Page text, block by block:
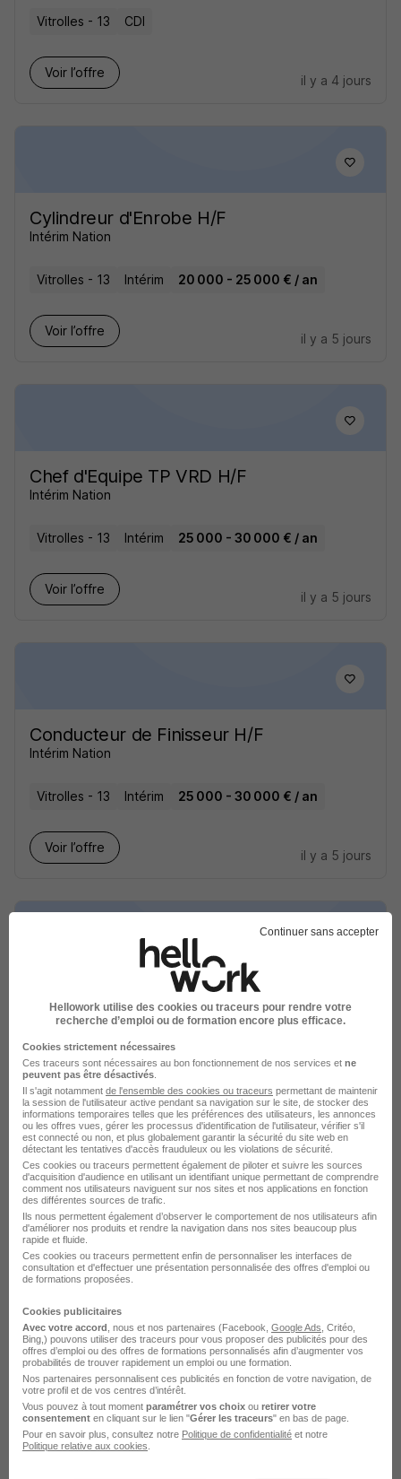
Vitrolles - 13 CDI
Voir l’offre
il y a 4 jours
Cylindreur d'Enrobe H/F
Intérim Nation
Vitrolles - 13 Intérim 20 000 - 25 000 € / an
Voir l’offre
il y a 5 jours
Chef d'Equipe TP VRD H/F
Intérim Nation
Vitrolles - 13 Intérim 25 000 - 30 000 € / an
Voir l’offre
il y a 5 jours
Conducteur de Finisseur H/F
Intérim Nation
Vitrolles - 13 Intérim 25 000 - 30 000 € / an
Voir l’offre
il y a 5 jours
Manoeuvre Marseille H/F
Intérim Nation
Vitrolles - 13 Intérim
Voir l’offre
il y a 5 jours
Ouvriers Routier Enrobe H/F
Intérim Nation
Vitrolles - 13
Voir l’offre
il y a 5 jours
Continuer sans accepter
Hellowork utilise des cookies ou traceurs pour rendre votre
recherche d’emploi ou de formation encore plus efficace.
Cookies strictement nécessaires
Ces traceurs sont nécessaires au bon fonctionnement de nos services et ne
peuvent pas être désactivés
Il s'agit notamment de l'ensemble des cookies ou traceurs permettant de maintenir
la session de l'utilisateur active pendant sa navigation sur le site, de stocker des
informations temporaires telles que les préférences des utilisateurs, les annonces
ou les offres vues, gérer les processus d'identification de l'utilisateur, vérifier s'il
est connecté ou non, et plus globalement garantir la sécurité du site web en
détectant les tentatives d'accès frauduleux ou les violations de sécurité.
Ces cookies ou traceurs permettent également de piloter et suivre les sources
d'acquisition d'audience en utilisant un identifiant unique permettant de comprendre
comment nos utilisateurs naviguent sur nos sites et nos applications en fonction
des différentes sources de trafic.
Ils nous permettent également d’observer le comportement de nos utilisateurs afin
d'améliorer nos produits et rendre la navigation dans nos sites beaucoup plus
rapide et fluide.
Ces cookies ou traceurs permettent enfin de personnaliser les interfaces de
consultation et d'effectuer une présentation personnalisée des offres d'emploi ou
de formations proposées.
Cookies publicitaires
Avec votre accord , nous et nos partenaires (Facebook, Google Ads , Critéo,
Bing,) pouvons utiliser des traceurs pour vous proposer des publicités pour des
offres d’emploi ou des offres de formations personnalisés afin d’augmenter vos
probabilités de trouver rapidement un emploi ou une formation.
Nos partenaires personnalisent ces publicités en fonction de votre navigation, de
votre profil et de vos centres d’intérêt.
Vous pouvez à tout moment paramétrer vos choix ou retirer votre
consentement en cliquant sur le lien "Gérer les traceurs" en bas de page.
Pour en savoir plus, consultez notre Politique de confidentialité et notre
Politique relative aux cookies